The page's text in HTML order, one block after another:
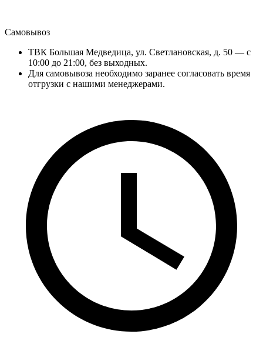
Самовывоз
ТВК Большая Медведица, ул. Светлановская, д. 50 — с
10:00 до 21:00, без выходных.
Для самовывоза необходимо заранее согласовать время
отгрузки с нашими менеджерами.